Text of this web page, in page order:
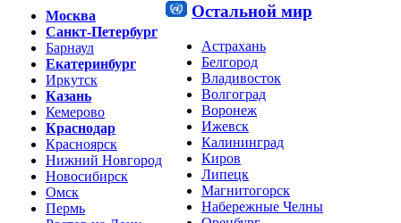
Москва
Санкт-Петербург
Барнаул
Екатеринбург
Иркутск
Казань
Кемерово
Краснодар
Красноярск
Нижний Новгород
Новосибирск
Омск
Пермь
Остальной мир
Астрахань
Белгород
Владивосток
Волгоград
Воронеж
Ижевск
Калининград
Киров
Липецк
Магнитогорск
Набережные Челны